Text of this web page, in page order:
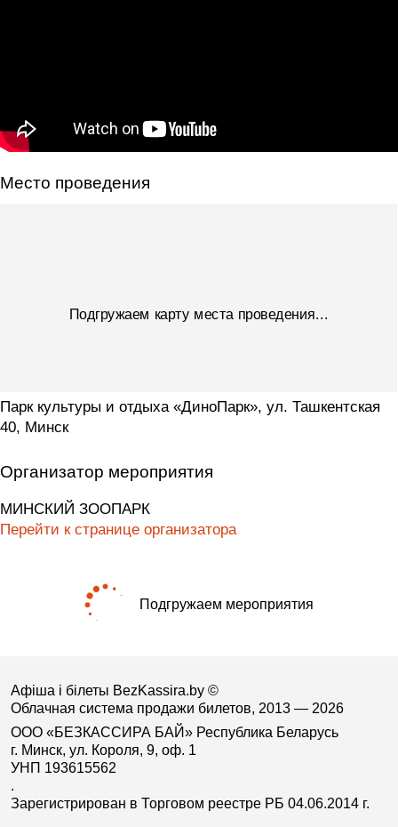
Место проведения
Подгружаем карту места проведения...
Парк культуры и отдыха «ДиноПарк», ул. Ташкентская
40, Минск
Организатор мероприятия
МИНСКИЙ ЗООПАРК
Перейти к странице организатора
Подгружаем мероприятия
Афіша і білеты BezKassira.by ©
Облачная система продажи билетов, 2013 — 2026
ООО «БЕЗКАССИРА БАЙ» Республика Беларусь
г. Минск, ул. Короля, 9, оф. 1
УНП 193615562
.
Зарегистрирован в Торговом реестре РБ 04.06.2014 г.